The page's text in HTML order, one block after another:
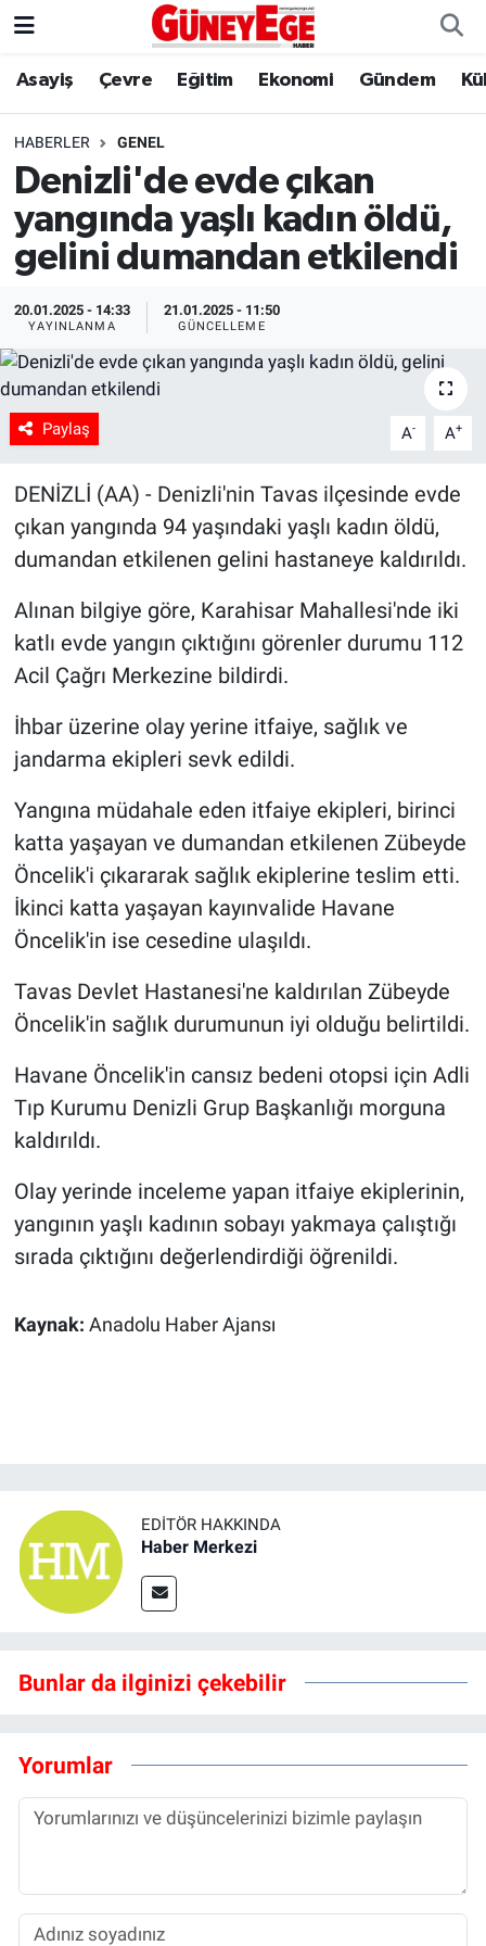
Asayiş Çevre Eğitim Ekonomi Gündem
HABERLER GENEL
Denizli'de evde çıkan
yangında yaşlı kadın öldü,
gelini dumandan etkilendi
20.01.2025 - 14:33
YAYINLANMA
21.01.2025 - 11:50
GÜNCELLEME
Paylaş A- A+
DENİZLİ (AA) - Denizli'nin Tavas ilçesinde evde
çıkan yangında 94 yaşındaki yaşlı kadın öldü,
dumandan etkilenen gelini hastaneye kaldırıldı.
Alınan bilgiye göre, Karahisar Mahallesi'nde iki
katlı evde yangın çıktığını görenler durumu 112
Acil Çağrı Merkezine bildirdi.
İhbar üzerine olay yerine itfaiye, sağlık ve
jandarma ekipleri sevk edildi.
Yangına müdahale eden itfaiye ekipleri, birinci
katta yaşayan ve dumandan etkilenen Zübeyde
Öncelik'i çıkararak sağlık ekiplerine teslim etti.
İkinci katta yaşayan kayınvalide Havane
Öncelik'in ise cesedine ulaşıldı.
Tavas Devlet Hastanesi'ne kaldırılan Zübeyde
Öncelik'in sağlık durumunun iyi olduğu belirtildi.
Havane Öncelik'in cansız bedeni otopsi için Adli
Tıp Kurumu Denizli Grup Başkanlığı morguna
kaldırıldı.
Olay yerinde inceleme yapan itfaiye ekiplerinin,
yangının yaşlı kadının sobayı yakmaya çalıştığı
sırada çıktığını değerlendirdiği öğrenildi.
Kaynak: Anadolu Haber Ajansı
EDITÖR HAKKINDA
Haber Merkezi
Bunlar da ilginizi çekebilir
Yorumlar
Asayiş
Çevre
Eğitim
Ekonomi
Gündem
Kültür Sanat
Magazin
Sağlık
Yaşam
Tarım
İstanbul Hava Durumu
İstanbul Trafik Yoğunluk Haritası
Süper Lig Puan Durumu ve Fikstür
Tüm Manşetler
Son Dakika Haberleri
Haber Arşivi